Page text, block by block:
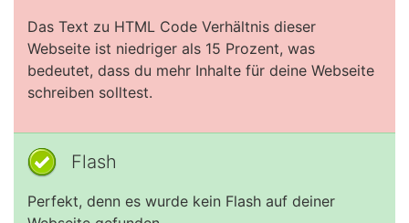
Das Text zu HTML Code Verhältnis dieser
Webseite ist niedriger als 15 Prozent, was
bedeutet, dass du mehr Inhalte für deine Webseite
schreiben solltest.
Flash
Perfekt, denn es wurde kein Flash auf deiner